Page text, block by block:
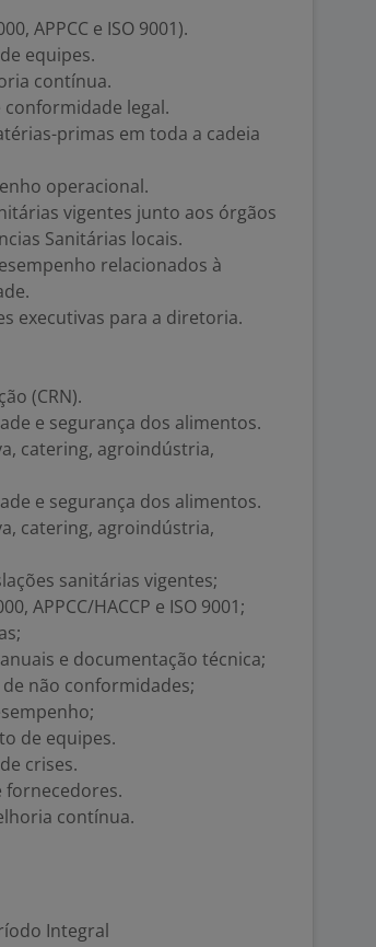
APPCC e ISO 9001).
equipes.
contínua.
legal.
primas em toda a cadeia
operacional.
vigentes junto aos órgãos
Sanitárias locais.
relacionados à
executivas para a diretoria.
(CRN).
e segurança dos alimentos.
catering, agroindústria,
e segurança dos alimentos.
catering, agroindústria,
sanitárias vigentes;
APPCC/HACCP e ISO 9001;
e documentação técnica;
não conformidades;
de equipes.
crises.
fornecedores.
contínua.
Integral